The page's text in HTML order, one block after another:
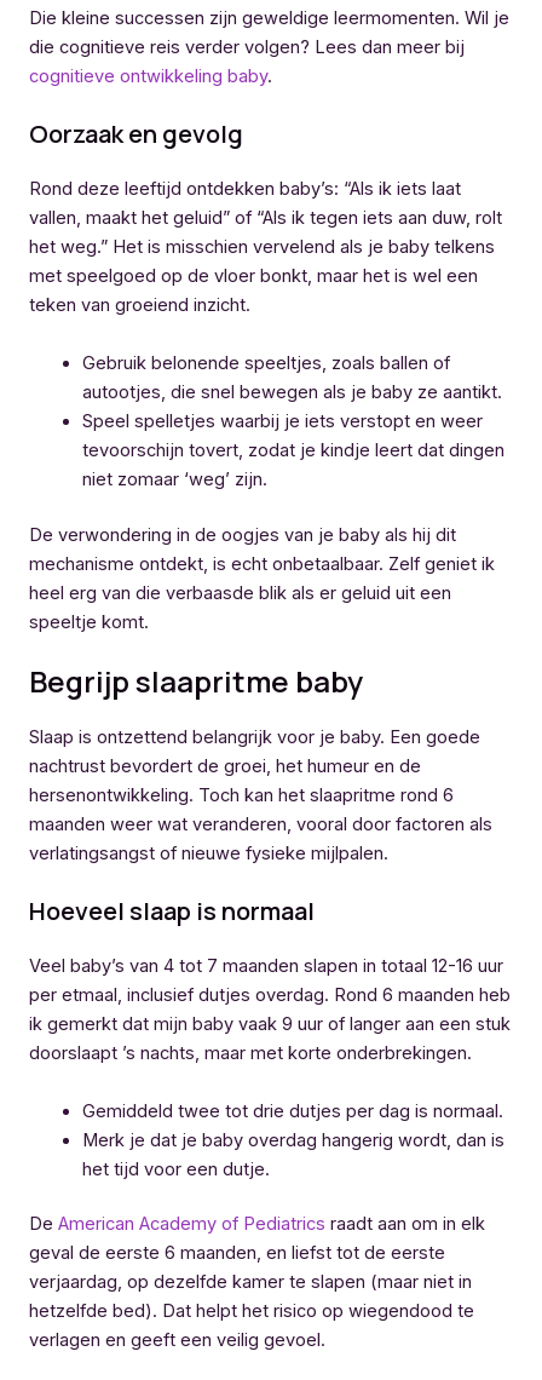
Die kleine successen zijn geweldige leermomenten. Wil je
die cognitieve reis verder volgen? Lees dan meer bij
cognitieve ontwikkeling baby.
Oorzaak en gevolg
Rond deze leeftijd ontdekken baby’s: “Als ik iets laat
vallen, maakt het geluid” of “Als ik tegen iets aan duw, rolt
het weg.” Het is misschien vervelend als je baby telkens
met speelgoed op de vloer bonkt, maar het is wel een
teken van groeiend inzicht.
Gebruik belonende speeltjes, zoals ballen of
autootjes, die snel bewegen als je baby ze aantikt.
Speel spelletjes waarbij je iets verstopt en weer
tevoorschijn tovert, zodat je kindje leert dat dingen
niet zomaar ‘weg’ zijn.
De verwondering in de oogjes van je baby als hij dit
mechanisme ontdekt, is echt onbetaalbaar. Zelf geniet ik
heel erg van die verbaasde blik als er geluid uit een
speeltje komt.
Begrijp slaapritme baby
Slaap is ontzettend belangrijk voor je baby. Een goede
nachtrust bevordert de groei, het humeur en de
hersenontwikkeling. Toch kan het slaapritme rond 6
maanden weer wat veranderen, vooral door factoren als
verlatingsangst of nieuwe fysieke mijlpalen.
Hoeveel slaap is normaal
Veel baby’s van 4 tot 7 maanden slapen in totaal 12-16 uur
per etmaal, inclusief dutjes overdag. Rond 6 maanden heb
ik gemerkt dat mijn baby vaak 9 uur of langer aan een stuk
doorslaapt ’s nachts, maar met korte onderbrekingen.
Gemiddeld twee tot drie dutjes per dag is normaal.
Merk je dat je baby overdag hangerig wordt, dan is
het tijd voor een dutje.
De American Academy of Pediatrics raadt aan om in elk
geval de eerste 6 maanden, en liefst tot de eerste
verjaardag, op dezelfde kamer te slapen (maar niet in
hetzelfde bed). Dat helpt het risico op wiegendood te
verlagen en geeft een veilig gevoel.